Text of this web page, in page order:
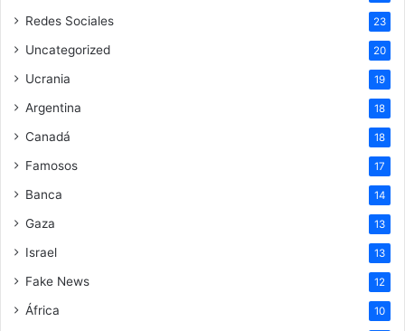
Redes Sociales 23
Uncategorized 20
Ucrania 19
Argentina 18
Canadá 18
Famosos 17
Banca 14
Gaza 13
Israel 13
Fake News 12
África 10